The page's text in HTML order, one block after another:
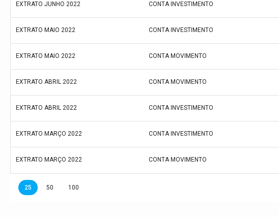
EXTRATO JUNHO 2022 CONTA INVESTIMENTO
EXTRATO MAIO 2022 CONTA INVESTIMENTO
EXTRATO MAIO 2022 CONTA MOVIMENTO
EXTRATO ABRIL 2022 CONTA MOVIMENTO
EXTRATO ABRIL 2022 CONTA INVESTIMENTO
EXTRATO MARÇO 2022 CONTA INVESTIMENTO
EXTRATO MARÇO 2022 CONTA MOVIMENTO
25 50 100